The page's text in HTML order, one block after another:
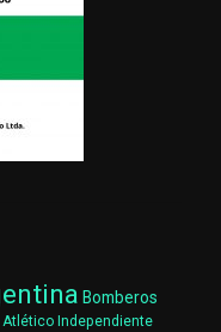
Bomberos
Atlético Independiente